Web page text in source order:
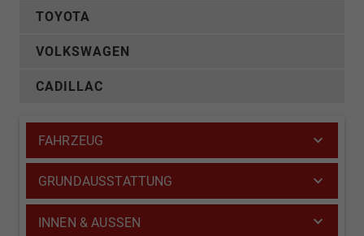
TOYOTA
VOLKSWAGEN
CADILLAC
FAHRZEUG
GRUNDAUSSTATTUNG
INNEN & AUSSEN